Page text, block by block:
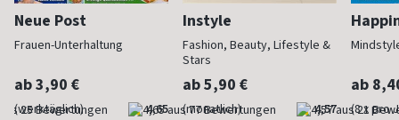
Neue Post
Frauen-Unterhaltung
ab 3,90 €
(werktäglich) 4,65
Instyle
Fashion, Beauty, Lifestyle &
Stars
ab 5,90 €
(monatlich) 4,57
ab
(8 x pro